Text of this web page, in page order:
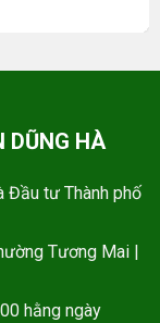
DŨNG HÀ
Đầu tư Thành phố
Tương Mai |
hằng ngày